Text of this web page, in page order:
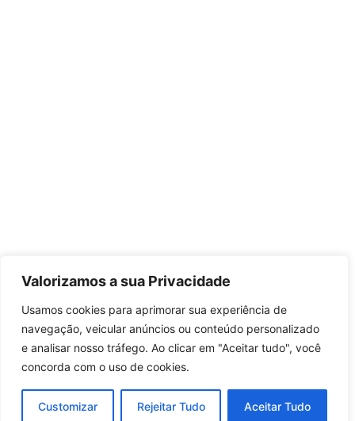
Valorizamos a sua Privacidade
Usamos cookies para aprimorar sua experiência de
navegação, veicular anúncios ou conteúdo personalizado
e analisar nosso tráfego. Ao clicar em "Aceitar tudo", você
concorda com o uso de cookies.
Customizar Rejeitar Tudo Aceitar Tudo